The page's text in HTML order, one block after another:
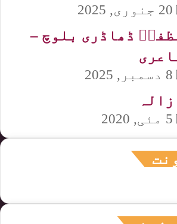
20 جنوری, 2025
ڈھاڈری بلوچ –
8 دسمبر, 2025
5 مئی, 2020